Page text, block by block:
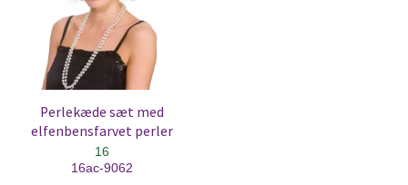
Perlekæde sæt med
elfenbensfarvet perler
16
16ac-9062